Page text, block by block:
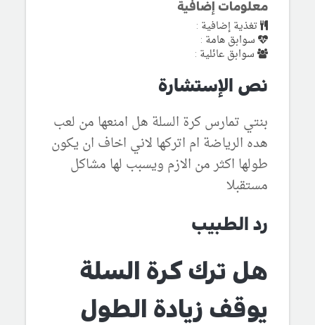
معلومات إضافية
تغذية إضافية :
سوابق هامة :
سوابق عائلية :
نص الإستشارة
بنتي تمارس كرة السلة هل امنعها من لعب
هده الرياضة ام اتركها لاني اخاف ان يكون
طولها اكثر من الازم ويسبب لها مشاكل
مستقبلا
رد الطبيب
هل ترك كرة السلة
يوقف زيادة الطول